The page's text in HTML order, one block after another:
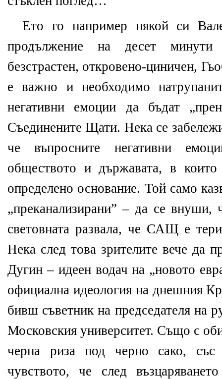
Ето го например някой си
продължение на десет
безстрастен, откровено-циничен,
е важно и необходимо
негативни емоции да бъдат
Съединените Щати. Нека се
че въпросните негативни
обществото и държавата, в
определено основание. Той само
„преканализирани” – да се внуши,
световната развала, че САЩ е
Нека след това зрителите вече да
Дугин – идеен водач на „новото
официална идеология на днешния
бивш съветник на председателя на
Московския университет. Също с
черна риза под черно сако, със
чувството, че след